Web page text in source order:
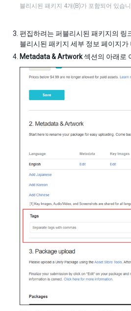
블리시된 패키지 4개(B)가 포함되어 있습
편집하려는 퍼블리시된 패키지의 링
블리시된 패키지 세부 정보 페이지가
Metadata & Artwork섹션의 아래로